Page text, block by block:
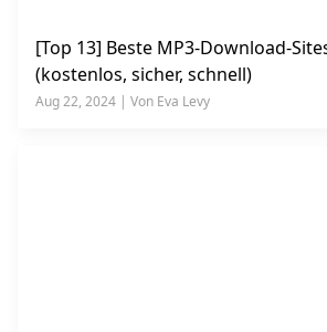
[Top 13] Beste MP3-Download-
(kostenlos, sicher, schnell)
Aug 22, 2024 | Von Eva Levy